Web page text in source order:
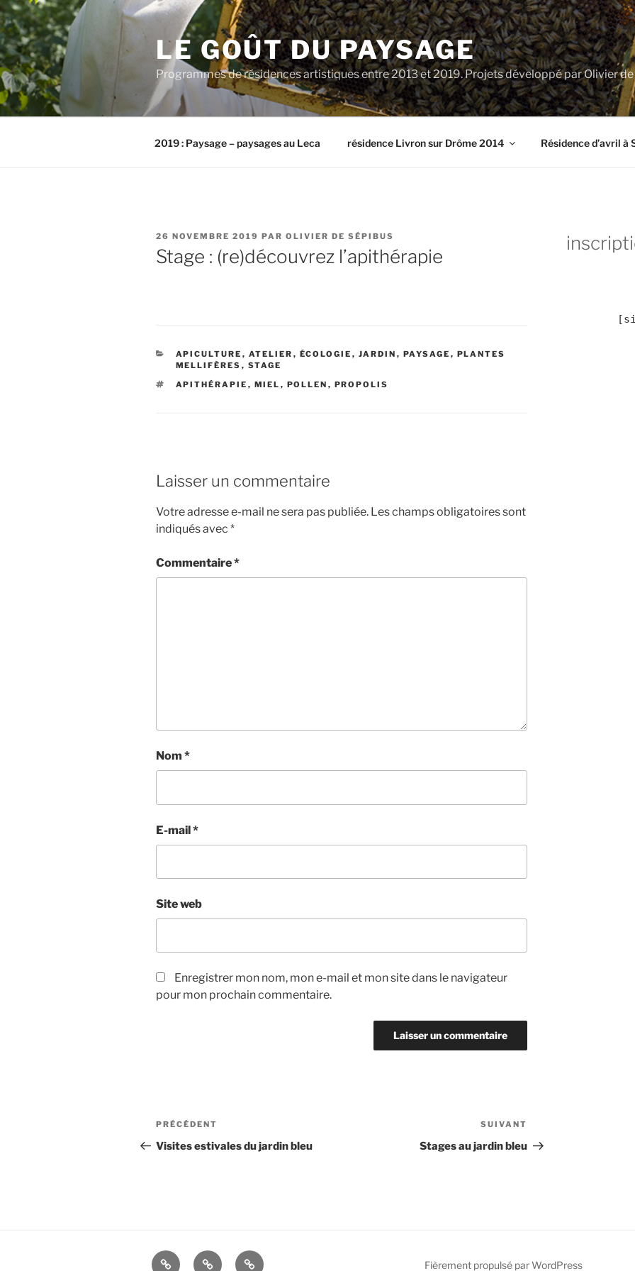
Aller
au
contenu
principal
LE GOÛT DU PAYSAGE
Programmes de résidences artistiques entre 2013 et 2019. Projets développé par Olivier
2019 : Paysage – paysages au Leca résidence Livron sur Drôme 2014 Résidence d’avril à
PUBLIÉ
LE
26 NOVEMBRE 2019 PAR OLIVIER DE SÉPIBUS
Stage : (re)découvrez l’apithérapie
CATÉGORIES
APICULTURE , ATELIER , ÉCOLOGIE , JARDIN , PAYSAGE , PLANTES
MELLIFÈRES , STAGE
ÉTIQUETTES
APITHÉRAPIE , MIEL , POLLEN , PROPOLIS
Laisser un commentaire
Votre adresse e-mail ne sera pas publiée. Les champs obligatoires sont
indiqués avec *
Commentaire*
Nom *
E-mail*
Site web
Enregistrer mon nom, mon e-mail et mon site dans le navigateur
pour mon prochain commentaire.
Navigation
de
Article
précédent
PRÉCÉDENT
Visites estivales du jardin bleu
suivant
SUIVANT
Stages au jardin bleu
2019
résidenceRésidence
Fièrement propulsé par WordPress